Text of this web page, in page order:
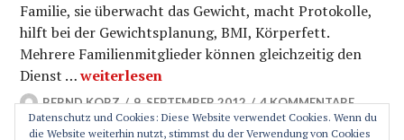
Familie, sie überwacht das Gewicht, macht Protokolle,
hilft bei der Gewichtsplanung, BMI, Körperfett.
Mehrere Familienmitglieder können gleichzeitig den
Dienst …fitbit Körperwaage Aria Wifi mit BMI und
weiterlesen
BERND KORZ 9. SEPTEMBER 2012 4 KOMMENTARE
Datenschutz und Cookies: Diese Website verwendet Cookies. Wenn du
die Website weiterhin nutzt, stimmst du der Verwendung von Cookies